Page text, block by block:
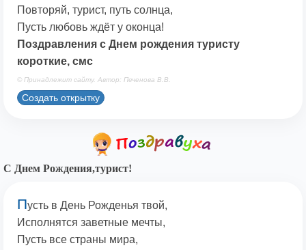
Повторяй, турист, путь солнца,
Пусть любовь ждёт у оконца!
Поздравления с Днем рождения туристу
короткие, смс
© Принадлежит сайту. Автор: Печенова В.В.
Создать открытку
С Днем Рождения,турист!
Пусть в День Рожденья твой,
Исполнятся заветные мечты,
Пусть все страны мира,